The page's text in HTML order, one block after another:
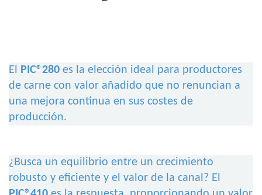
El PIC®280 es la elección ideal para productores
de carne con valor añadido que no renuncian a
una mejora continua en sus costes de
producción.
¿Busca un equilibrio entre un crecimiento
robusto y eficiente y el valor de la canal? El